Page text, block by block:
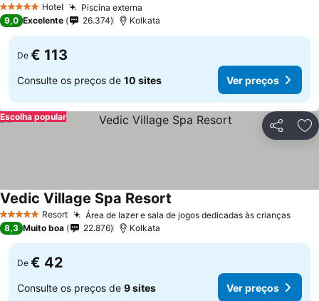
5 Estrelas Hotel Piscina externa
9,0 Excelente 26.374 Kolkata
De € 113
Consulte os preços de 10 sites Ver preços
Partilhar
Escolha popular
5 Estrelas Resort Área de lazer e sala de jogos dedicadas às crianças
Vedic Village Spa Resort
8,3 Muito boa 22.876 Kolkata
De € 42
Consulte os preços de 9 sites Ver preços